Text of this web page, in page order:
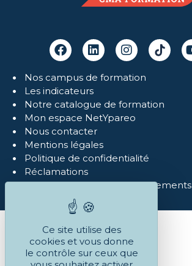
Nos campus de formation
Les indicateurs
Notre catalogue de formation
Mon espace NetYpareo
Nous contacter
Mentions légales
Politique de confidentialité
Réclamations
Conditions Générales et règlements
Ce site utilise des
cookies et vous donne
le contrôle sur ceux que